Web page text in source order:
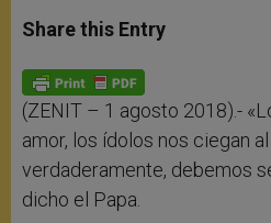
t
s
p
p
s
e
g
e
e
b
o
k
Share this Entry
(ZENIT – 1 agosto 2018).-
amor, los ídolos nos ciegan
verdaderamente, debemos
dicho el Papa.